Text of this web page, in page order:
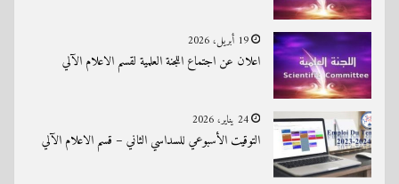
19 أبريل، 2026
اعلان عن اجتماع اللجنة العلمية لقسم الاعلام الآلي
24 يناير، 2026
التوقيت الأسبوعي للسداسي الثاني – قسم الاعلام الآلي